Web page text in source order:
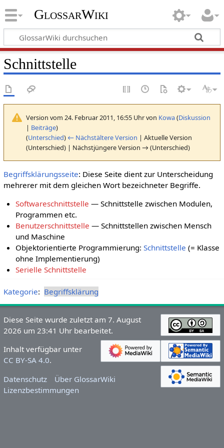
GlossarWiki
Schnittstelle
Version vom 24. Februar 2011, 16:55 Uhr von Kowa(Diskussion
| Beiträge)
(Unterschied) ← Nächstältere Version | Aktuelle Version
(Unterschied) | Nächstjüngere Version → (Unterschied)
Begriffsklärungsseite: Diese Seite dient zur Unterscheidung
mehrerer mit dem gleichen Wort bezeichneter Begriffe.
Softwareschnittstelle — Schnittstelle zwischen Modulen,
Programmen etc.
Benutzerschnittstelle — Schnittstellen zwischen Mensch
und Maschine
Objektorientierte Programmierung:Schnittstelle (= Klasse
ohne Implementierung)
Serielle Schnittstelle
Kategorie: Begriffsklärung
Diese Seite wurde zuletzt am 7. August
2026 um 23:41 Uhr bearbeitet.
Inhalt verfügbar unter
CC BY-SA 4.0.
Datenschutz
Über GlossarWiki
Lizenzbestimmungen